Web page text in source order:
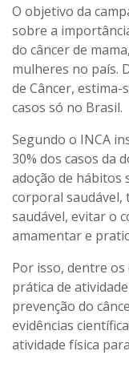
O objetivo da
sobre a
do câncer de
mulheres no país.
de Câncer, estima-
casos só no Brasil.
Segundo o INCA
30% dos casos da
adoção de hábitos
corporal saudável,
saudável, evitar o
amamentar e
Por isso, dentre
prática de
prevenção do
evidências
atividade física